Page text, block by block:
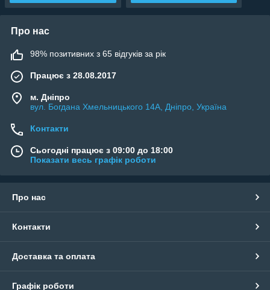
Про нас
98% позитивних з 65 відгуків за рік
Працює з 28.08.2017
м. Дніпро
вул. Богдана Хмельницького 14А, Дніпро, Україна
Контакти
Сьогодні працює з 09:00 до 18:00
Показати весь графік роботи
Про нас
Контакти
Доставка та оплата
Графік роботи